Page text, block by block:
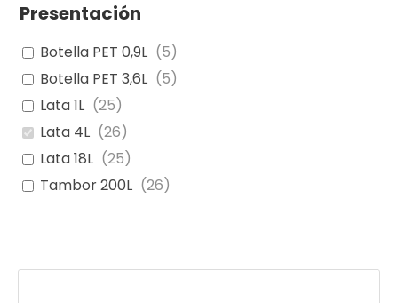
Presentación
Botella PET 0,9L (5)
Botella PET 3,6L (5)
Lata 1L (25)
Lata 4L (26)
Lata 18L (25)
Tambor 200L (26)